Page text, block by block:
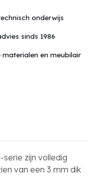
onderwijs
sinds 1986
en meubilair
zijn volledig
van een 3 mm dik